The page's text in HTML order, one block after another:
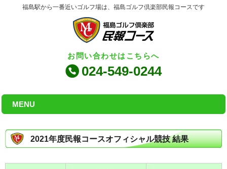
福島駅から一番近いゴルフ場は、福島ゴルフ倶楽部民報コースです
お問い合わせはこちらへ
024-549-0244
MENU
2021年度民報コースオフィシャル競技 結果